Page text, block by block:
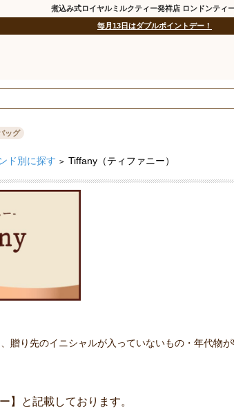
煮込み式ロイヤルミルクティー発祥店 ロンドンティ
毎月13日はダブルポイントデー！
ッグ
ド別に探す > Tiffany（ティファニー）
り先のイニシャルが入っていないもの・年代物
】と記載しております。